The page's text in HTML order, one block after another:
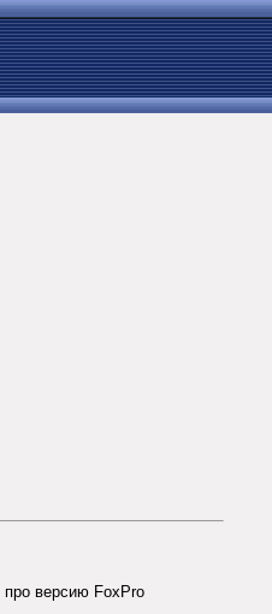
про версию FoxPro